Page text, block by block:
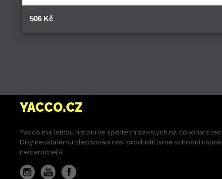
506 Kč
YACCO.CZ
Yacco má letitou historii ve sportech závislých na dokonalé
Díky neustálému zlepšování naši produktů jsme schopni
nejnáročnější.